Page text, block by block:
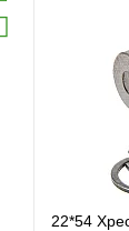
22*54